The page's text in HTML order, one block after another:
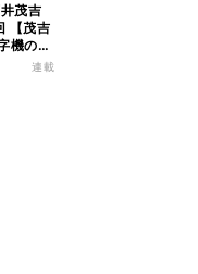
茂吉
【茂吉
機の構
連載